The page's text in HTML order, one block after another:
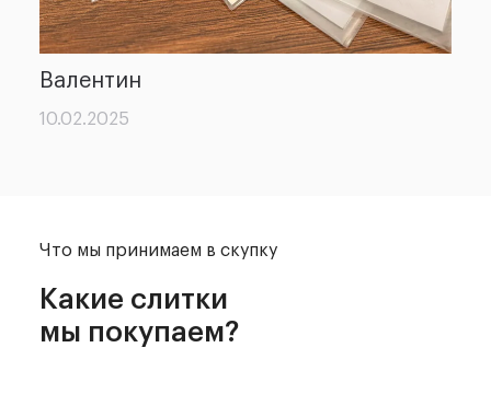
Александра
12.02.2025
Что мы принимаем в скупку
Какие слитки
мы покупаем?